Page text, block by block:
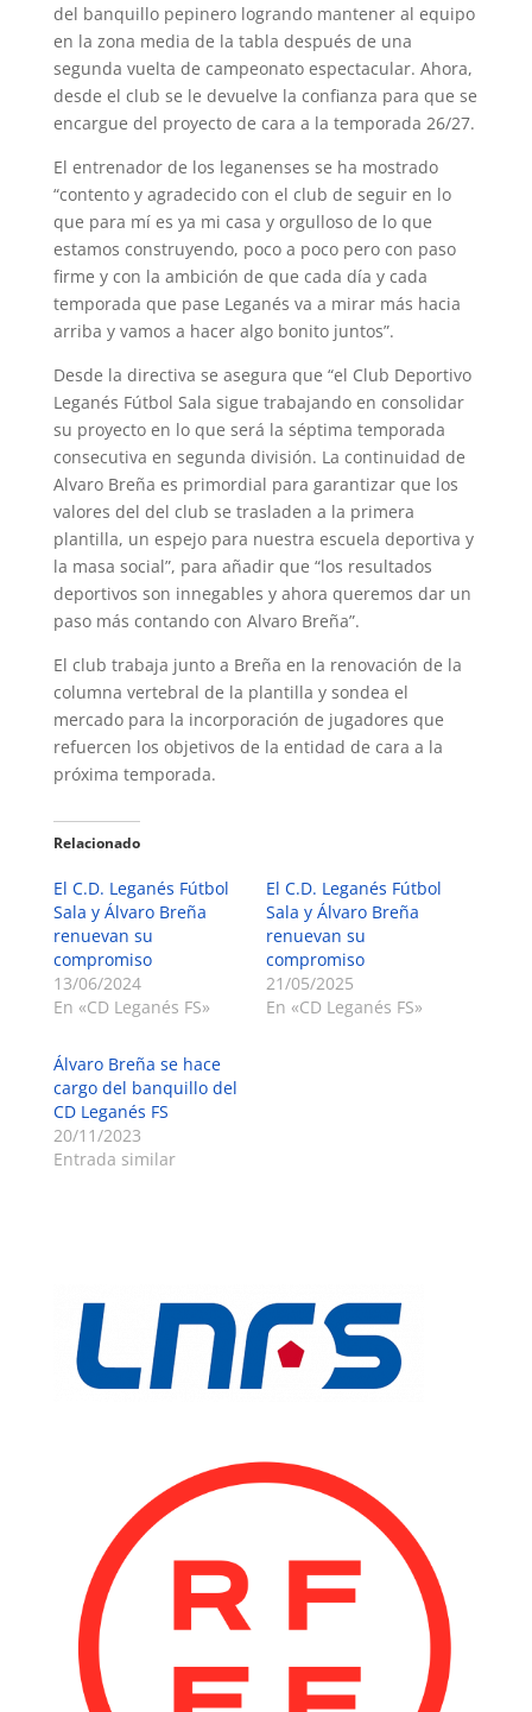
del banquillo pepinero logrando mantener al equipo
en la zona media de la tabla después de una
segunda vuelta de campeonato espectacular. Ahora,
desde el club se le devuelve la confianza para que se
encargue del proyecto de cara a la temporada 26/27.
El entrenador de los leganenses se ha mostrado
“contento y agradecido con el club de seguir en lo
que para mí es ya mi casa y orgulloso de lo que
estamos construyendo, poco a poco pero con paso
firme y con la ambición de que cada día y cada
temporada que pase Leganés va a mirar más hacia
arriba y vamos a hacer algo bonito juntos”.
Desde la directiva se asegura que “el Club Deportivo
Leganés Fútbol Sala sigue trabajando en consolidar
su proyecto en lo que será la séptima temporada
consecutiva en segunda división. La continuidad de
Alvaro Breña es primordial para garantizar que los
valores del del club se trasladen a la primera
plantilla, un espejo para nuestra escuela deportiva y
la masa social”, para añadir que “los resultados
deportivos son innegables y ahora queremos dar un
paso más contando con Alvaro Breña”.
El club trabaja junto a Breña en la renovación de la
columna vertebral de la plantilla y sondea el
mercado para la incorporación de jugadores que
refuercen los objetivos de la entidad de cara a la
próxima temporada.
Relacionado
El C.D. Leganés Fútbol
Sala y Álvaro Breña
renuevan su
compromiso
13/06/2024
En «CD Leganés FS»
El C.D. Leganés Fútbol
Sala y Álvaro Breña
renuevan su
compromiso
21/05/2025
En «CD Leganés FS»
Álvaro Breña se hace
cargo del banquillo del
CD Leganés FS
20/11/2023
Entrada similar